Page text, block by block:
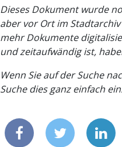
Dieses Dokument wurde
aber vor Ort im
mehr Dokumente
und zeitaufwändig ist,
Wenn Sie auf der Suche
Suche dies ganz einfach